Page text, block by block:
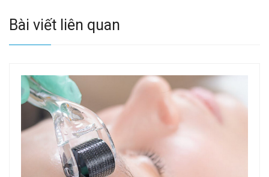
Bài viết liên quan